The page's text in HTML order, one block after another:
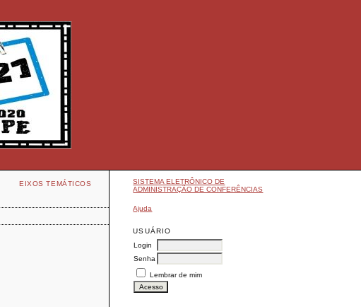
SISTEMA ELETRÔNICO DE
ADMINISTRAÇÃO DE CONFERÊNCIAS
Ajuda
USUÁRIO
Login
Senha
Lembrar de mim
EIXOS TEMÁTICOS